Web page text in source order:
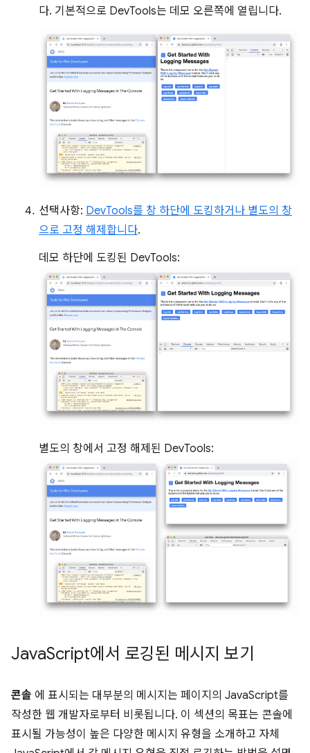
다. 기본적으로 DevTools는 데모 오른쪽에 열립니다.
선택사항: DevTools를 창 하단에 도킹하거나 별도의 창
으로 고정 해제합니다.
데모 하단에 도킹된 DevTools:
별도의 창에서 고정 해제된 DevTools:
JavaScript에서 로깅된 메시지 보기
콘솔 에 표시되는 대부분의 메시지는 페이지의 JavaScript를
작성한 웹 개발자로부터 비롯됩니다. 이 섹션의 목표는 콘솔에
표시될 가능성이 높은 다양한 메시지 유형을 소개하고 자체